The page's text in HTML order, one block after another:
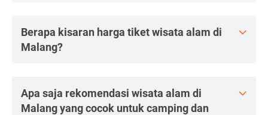
Berapa kisaran harga tiket wisata alam di
Malang?
Apa saja rekomendasi wisata alam di
Malang yang cocok untuk camping dan